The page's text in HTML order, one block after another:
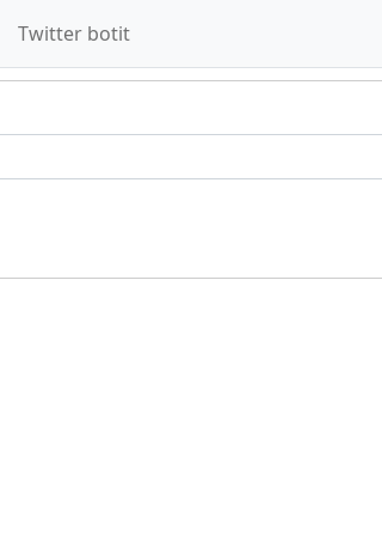
Twitter botit